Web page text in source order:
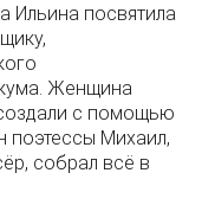
Ильина посвятила
Женщина
с помощью
поэтессы Михаил,
собрал всё в